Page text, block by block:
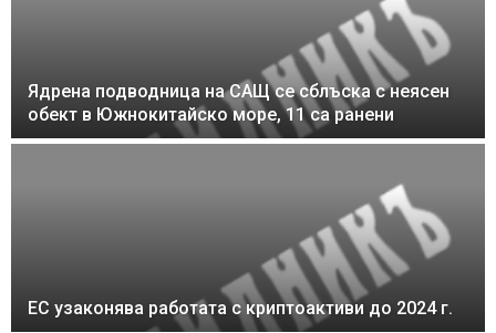
Ядрена подводница на САЩ се сблъска с неясен
обект в Южнокитайско море, 11 са ранени
ЕС узаконява работата с криптоактиви до 2024 г.